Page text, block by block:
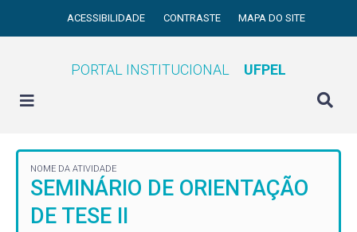
ACESSIBILIDADE CONTRASTE MAPA DO SITE
PORTAL INSTITUCIONAL UFPEL
NOME DA ATIVIDADE
SEMINÁRIO DE ORIENTAÇÃO
DE TESE II